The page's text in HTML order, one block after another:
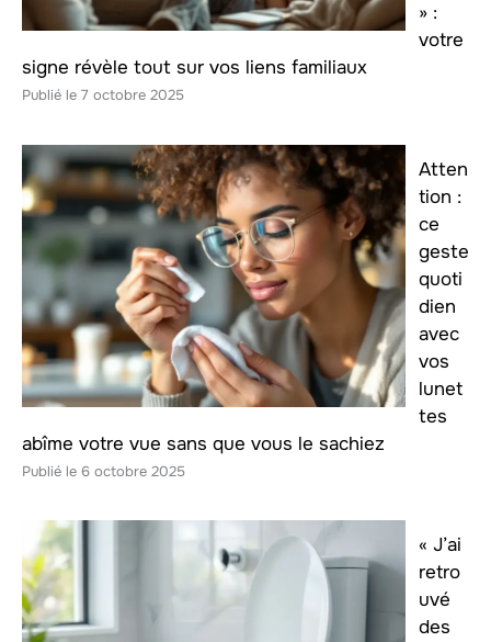
» :
votre
signe révèle tout sur vos liens familiaux
7 octobre 2025
Atten
tion :
ce
geste
quoti
dien
avec
vos
lunet
tes
abîme votre vue sans que vous le sachiez
6 octobre 2025
« J’ai
retro
uvé
des